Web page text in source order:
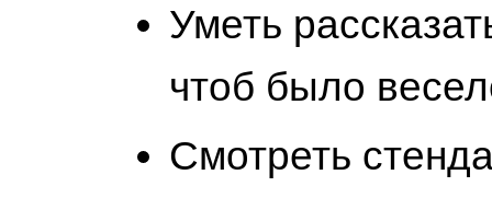
Уметь
чтоб было
Смотреть